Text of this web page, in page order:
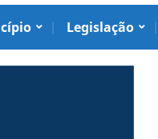
Legislação